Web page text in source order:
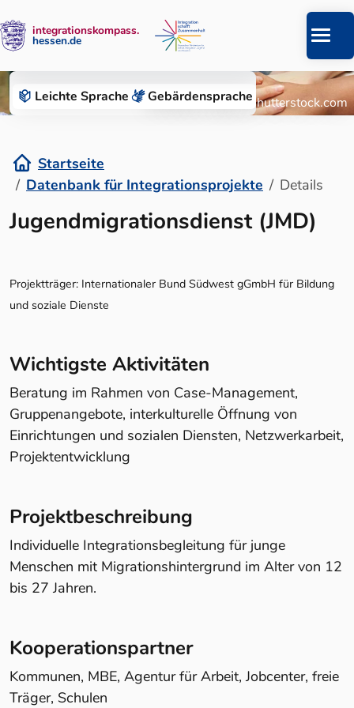
Leichte Sprache Gebärden­sprache
Zum Inhalt springen
integrationskompass.
hessen.de
Datenbank für Integrationsprojekte
© Roman Chazov/Shutterstock.com
Startseite
Datenbank für Integrationsprojekte
Details
Details
Jugendmigrationsdienst (JMD)
Projektträger: Internationaler Bund Südwest gGmbH für Bildung
und soziale Dienste
Wichtigste Aktivitäten
Beratung im Rahmen von Case-Management,
Gruppenangebote, interkulturelle Öffnung von
Einrichtungen und sozialen Diensten, Netzwerkarbeit,
Projektentwicklung
Projektbeschreibung
Individuelle Integrationsbegleitung für junge
Menschen mit Migrationshintergrund im Alter von 12
bis 27 Jahren.
Kooperationspartner
Kommunen, MBE, Agentur für Arbeit, Jobcenter, freie
Träger, Schulen